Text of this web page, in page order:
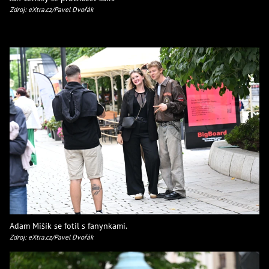
Zdroj: eXtra.cz/Pavel Dvořák
Adam Mišík se fotil s fanynkami.
Zdroj: eXtra.cz/Pavel Dvořák